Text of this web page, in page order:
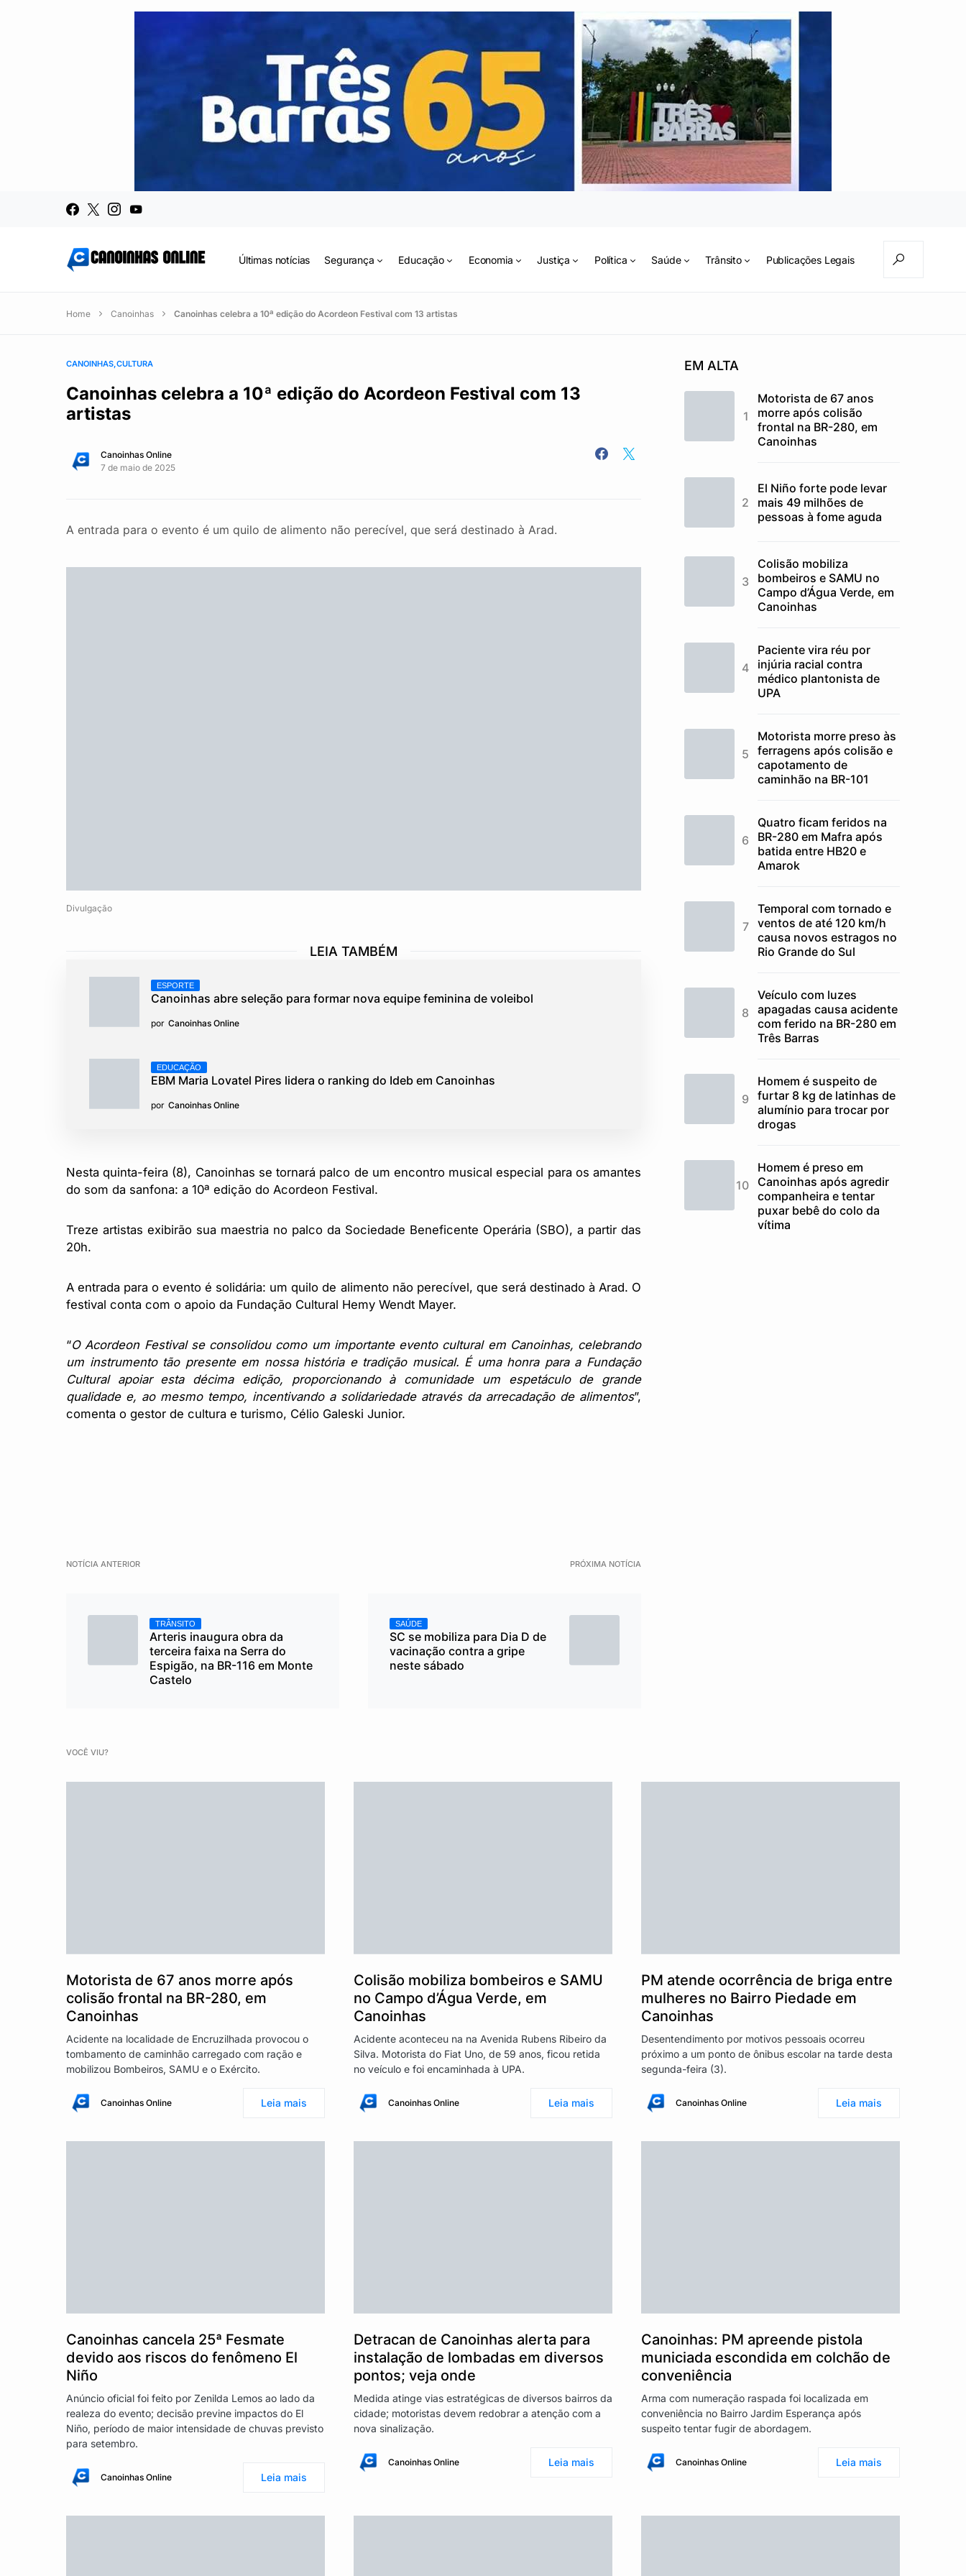
Últimas notícias Segurança Educação Economia Justiça Política Saúde Trânsito Publicações Legais
Home Canoinhas Canoinhas celebra a 10ª edição do Acordeon Festival com 13 artistas
CANOINHAS CULTURA
Canoinhas celebra a 10ª edição do Acordeon Festival com 13
artistas
Canoinhas Online
7 de maio de 2025
A entrada para o evento é um quilo de alimento não perecível, que será destinado à Arad.
Divulgação
LEIA TAMBÉM
ESPORTE
Canoinhas abre seleção para formar nova equipe feminina de voleibol
por Canoinhas Online
EDUCAÇÃO
EBM Maria Lovatel Pires lidera o ranking do Ideb em Canoinhas
por Canoinhas Online
Nesta quinta-feira (8), Canoinhas se tornará palco de um encontro musical especial para os amantes
do som da sanfona: a 10ª edição do Acordeon Festival.
Treze artistas exibirão sua maestria no palco da Sociedade Beneficente Operária (SBO), a partir das
20h.
A entrada para o evento é solidária: um quilo de alimento não perecível, que será destinado à Arad. O
festival conta com o apoio da Fundação Cultural Hemy Wendt Mayer.
“O Acordeon Festival se consolidou como um importante evento cultural em Canoinhas, celebrando
um instrumento tão presente em nossa história e tradição musical. É uma honra para a Fundação
Cultural apoiar esta décima edição, proporcionando à comunidade um espetáculo de grande
qualidade e, ao mesmo tempo, incentivando a solidariedade através da arrecadação de alimentos”,
comenta o gestor de cultura e turismo, Célio Galeski Junior.
NOTÍCIA ANTERIOR
TRÂNSITO
Arteris inaugura obra da
terceira faixa na Serra do
Espigão, na BR-116 em Monte
Castelo
PRÓXIMA NOTÍCIA
SAÚDE
SC se mobiliza para Dia D de
vacinação contra a gripe
neste sábado
EM ALTA
Motorista de 67 anos
morre após colisão
frontal na BR-280, em
Canoinhas
El Niño forte pode levar
mais 49 milhões de
pessoas à fome aguda
Colisão mobiliza
bombeiros e SAMU no
Campo d’Água Verde, em
Canoinhas
Paciente vira réu por
injúria racial contra
médico plantonista de
UPA
Motorista morre preso às
ferragens após colisão e
capotamento de
caminhão na BR-101
Quatro ficam feridos na
BR-280 em Mafra após
batida entre HB20 e
Amarok
Temporal com tornado e
ventos de até 120 km/h
causa novos estragos no
Rio Grande do Sul
Veículo com luzes
apagadas causa acidente
com ferido na BR-280 em
Três Barras
Homem é suspeito de
furtar 8 kg de latinhas de
alumínio para trocar por
drogas
Homem é preso em
Canoinhas após agredir
companheira e tentar
puxar bebê do colo da
vítima
VOCÊ VIU?
Motorista de 67 anos morre após
colisão frontal na BR-280, em
Canoinhas
Acidente na localidade de Encruzilhada provocou o
tombamento de caminhão carregado com ração e
mobilizou Bombeiros, SAMU e o Exército.
Canoinhas Online Leia mais
Colisão mobiliza bombeiros e SAMU
no Campo d’Água Verde, em
Canoinhas
Acidente aconteceu na na Avenida Rubens Ribeiro da
Silva. Motorista do Fiat Uno, de 59 anos, ficou retida
no veículo e foi encaminhada à UPA.
Canoinhas Online Leia mais
PM atende ocorrência de briga entre
mulheres no Bairro Piedade em
Canoinhas
Desentendimento por motivos pessoais ocorreu
próximo a um ponto de ônibus escolar na tarde desta
segunda-feira (3).
Canoinhas Online Leia mais
Canoinhas cancela 25ª Fesmate
devido aos riscos do fenômeno El
Niño
Anúncio oficial foi feito por Zenilda Lemos ao lado da
realeza do evento; decisão previne impactos do El
Niño, período de maior intensidade de chuvas previsto
para setembro.
Canoinhas Online Leia mais
Detracan de Canoinhas alerta para
instalação de lombadas em diversos
pontos; veja onde
Medida atinge vias estratégicas de diversos bairros da
cidade; motoristas devem redobrar a atenção com a
nova sinalização.
Canoinhas Online Leia mais
Canoinhas: PM apreende pistola
municiada escondida em colchão de
conveniência
Arma com numeração raspada foi localizada em
conveniência no Bairro Jardim Esperança após
suspeito tentar fugir de abordagem.
Canoinhas Online Leia mais